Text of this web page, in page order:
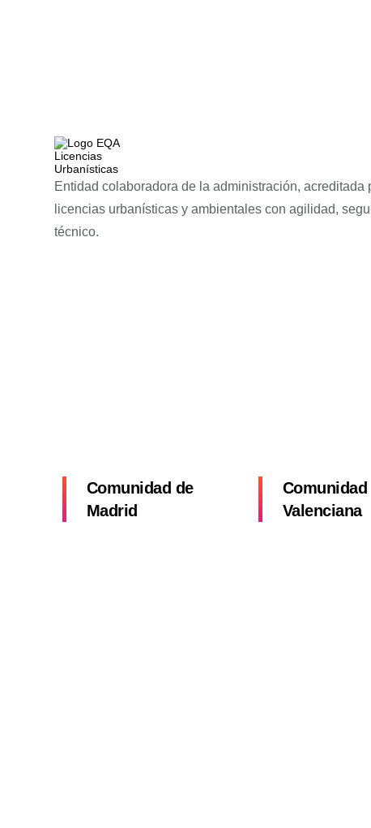
Entidad colaboradora de la administración, acreditada
licencias urbanísticas y ambientales con agilidad,
técnico.
Comunidad de
Madrid
Comunidad
Valenciana